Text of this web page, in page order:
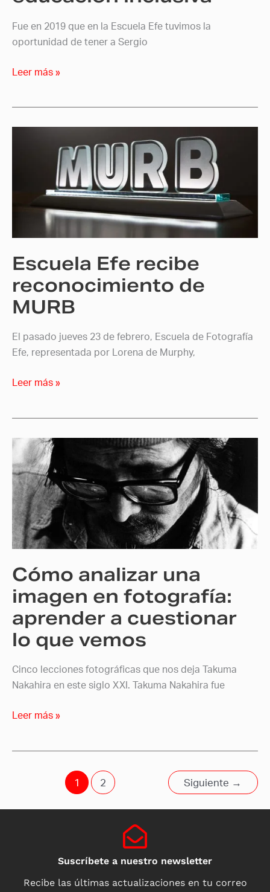
Fue en 2019 que en la Escuela Efe tuvimos la
oportunidad de tener a Sergio
Leer más »
Escuela Efe recibe
reconocimiento de
MURB
El pasado jueves 23 de febrero, Escuela de Fotografía
Efe, representada por Lorena de Murphy,
reconocimiento
Leer más »
Cómo analizar una
imagen en fotografía:
aprender a cuestionar
lo que vemos
Cinco lecciones fotográficas que nos deja Takuma
Nakahira en este siglo XXI. Takuma Nakahira fue
Cómo
analizar
una
imagen
en
fotografía:
aprender
cuestionar
que
vemos
Leer más »
1 2 Siguiente →
Suscríbete a nuestro newsletter
Recibe las últimas actualizaciones en tu correo